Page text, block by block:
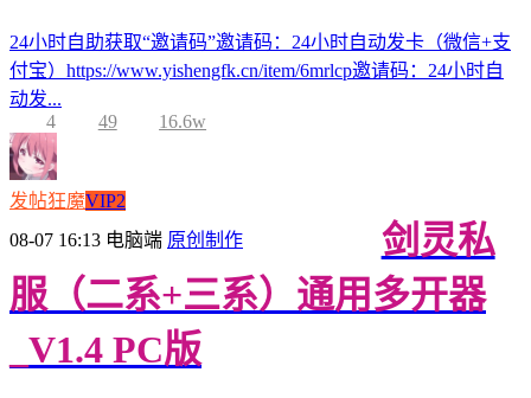
24小时自助获取“邀请码”邀请码：24小时自动发卡（微信+支
付宝）https://www.yishengfk.cn/item/6mrlcp邀请码：24小时自
动发...
4
49 16.6w
发帖狂魔VIP2
08-07 16:13 电脑端 原创制作
剑灵私
服（二系+三系）通用多开器
_V1.4 PC版